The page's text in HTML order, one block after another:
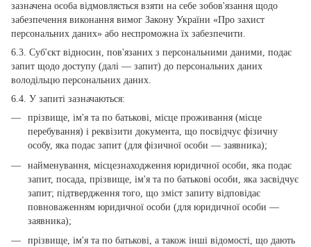
зазначена особа відмовляється взяти на себе зобов'язання щодо
забезпечення виконання вимог Закону України «Про захист
персональних даних» або неспроможна їх забезпечити.
6.3. Суб'єкт відносин, пов'язаних з персональними даними, подає
запит щодо доступу (далі — запит) до персональних даних
володільцю персональних даних.
6.4. У запиті зазначаються:
прізвище, ім'я та по батькові, місце проживання (місце
перебування) і реквізити документа, що посвідчує фізичну
особу, яка подає запит (для фізичної особи — заявника);
найменування, місцезнаходження юридичної особи, яка подає
запит, посада, прізвище, ім'я та по батькові особи, яка засвідчує
запит; підтвердження того, що зміст запиту відповідає
повноваженням юридичної особи (для юридичної особи —
заявника);
прізвище, ім'я та по батькові, а також інші відомості, що дають